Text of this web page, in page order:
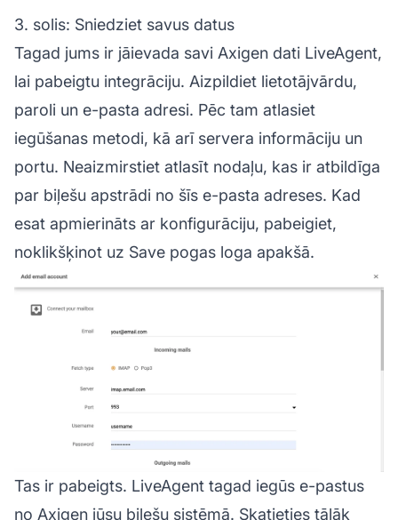
3. solis: Sniedziet savus datus
Tagad jums ir jāievada savi Axigen dati LiveAgent,
lai pabeigtu integrāciju. Aizpildiet lietotājvārdu,
paroli un e-pasta adresi. Pēc tam atlasiet
iegūšanas metodi, kā arī servera informāciju un
portu. Neaizmirstiet atlasīt nodaļu, kas ir atbildīga
par biļešu apstrādi no šīs e-pasta adreses. Kad
esat apmierināts ar konfigurāciju, pabeigiet,
noklikšķinot uz Save pogas loga apakšā.
Tas ir pabeigts. LiveAgent tagad iegūs e-pastus
no Axigen jūsu biļešu sistēmā. Skatieties tālāk